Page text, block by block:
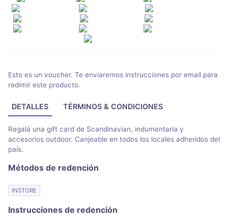
Esto es un voucher. Te enviaremos instrucciones por email para
redimir este producto.
DETALLES TÉRMINOS & CONDICIONES
Regalá una gift card de Scandinavian, indumentaria y
accesorios outdoor. Canjeable en todos los locales adheridos del
país.
Métodos de redención
INSTORE
Instrucciones de redención